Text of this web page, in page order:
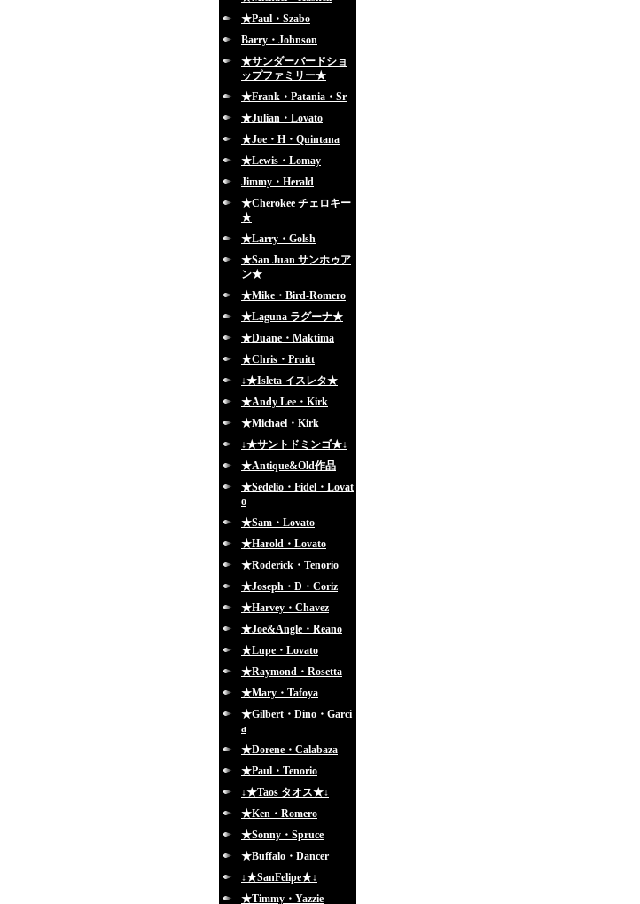
★Paul・Szabo
Barry・Johnson
★サンダーバードショ
ップファミリー★
★Frank・Patania・Sr
★Julian・Lovato
★Joe・H・Quintana
★Lewis・Lomay
Jimmy・Herald
★Cherokee チェロキー
★
★Larry・Golsh
★San Juan サンホゥア
ン★
★Mike・Bird-Romero
★Laguna ラグーナ★
★Duane・Maktima
★Chris・Pruitt
↓★Isleta イスレタ★
★Andy Lee・Kirk
★Michael・Kirk
↓★サントドミンゴ★↓
★Antique&Old作品
★Sedelio・Fidel・Lovat
o
★Sam・Lovato
★Harold・Lovato
★Roderick・Tenorio
★Joseph・D・Coriz
★Harvey・Chavez
★Joe&Angle・Reano
★Lupe・Lovato
★Raymond・Rosetta
★Mary・Tafoya
★Gilbert・Dino・Garci
a
★Dorene・Calabaza
★Paul・Tenorio
↓★Taos タオス★↓
★Ken・Romero
★Sonny・Spruce
★Buffalo・Dancer
↓★SanFelipe★↓
★Timmy・Yazzie